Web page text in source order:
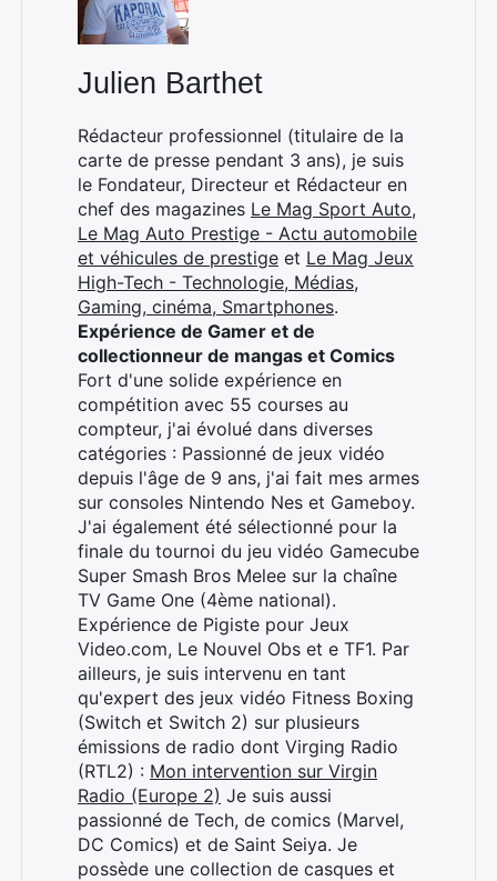
Julien Barthet
Rédacteur professionnel (titulaire de la
carte de presse pendant 3 ans), je suis
le Fondateur, Directeur et Rédacteur en
chef des magazines Le Mag Sport Auto,
Le Mag Auto Prestige - Actu automobile
et véhicules de prestige et Le Mag Jeux
High-Tech - Technologie, Médias,
Gaming, cinéma, Smartphones.
Expérience de Gamer et de
collectionneur de mangas et Comics
Fort d'une solide expérience en
compétition avec 55 courses au
compteur, j'ai évolué dans diverses
catégories : Passionné de jeux vidéo
depuis l'âge de 9 ans, j'ai fait mes armes
sur consoles Nintendo Nes et Gameboy.
J'ai également été sélectionné pour la
finale du tournoi du jeu vidéo Gamecube
Super Smash Bros Melee sur la chaîne
TV Game One (4ème national).
Expérience de Pigiste pour Jeux
Video.com, Le Nouvel Obs et e TF1. Par
ailleurs, je suis intervenu en tant
qu'expert des jeux vidéo Fitness Boxing
(Switch et Switch 2) sur plusieurs
émissions de radio dont Virging Radio
(RTL2) : Mon intervention sur Virgin
Radio (Europe 2) Je suis aussi
passionné de Tech, de comics (Marvel,
DC Comics) et de Saint Seiya. Je
possède une collection de casques et
Rechercher